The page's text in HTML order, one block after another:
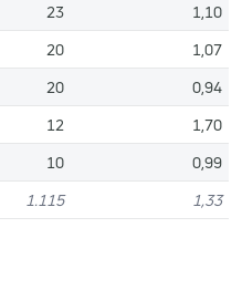
23
1,10
20
1,07
20
0,94
12
1,70
10
0,99
1.115 1,33